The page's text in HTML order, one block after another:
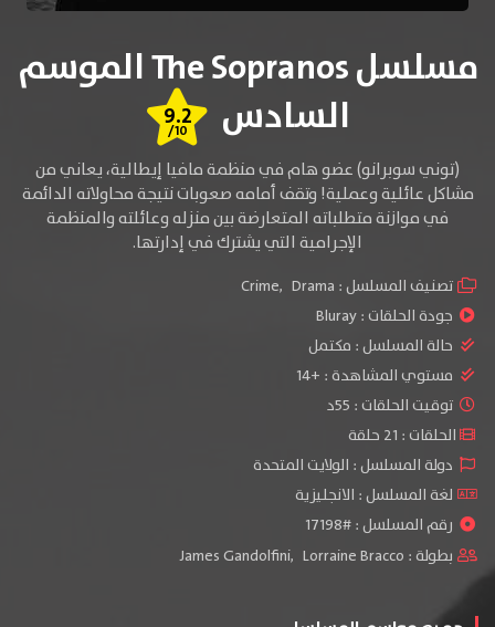
مسلسل The Sopranos الموسم
السادس
9.2
/10
(توني سوبرانو) عضو هام في منظمة مافيا إيطالية، يعاني من
مشاكل عائلية وعملية! وتقف أمامه صعوبات نتيجة محاولاته الدائمة
في موازنة متطلباته المتعارضة بين منزله وعائلته والمنظمة
الإجرامية التي يشترك فيإدارتها.
تصنيف المسلسل : Crime, Drama
جودة الحلقات :Bluray
حالة المسلسل : مكتمل
مستوي المشاهدة : +14
توقيت الحلقات : 55د
الحلقات : 21 حلقة
دولة المسلسل : الولايت المتحدة
لغة المسلسل : الانجليزية
رقم المسلسل : #17198
بطولة :
James Gandolfini, Lorraine Bracco